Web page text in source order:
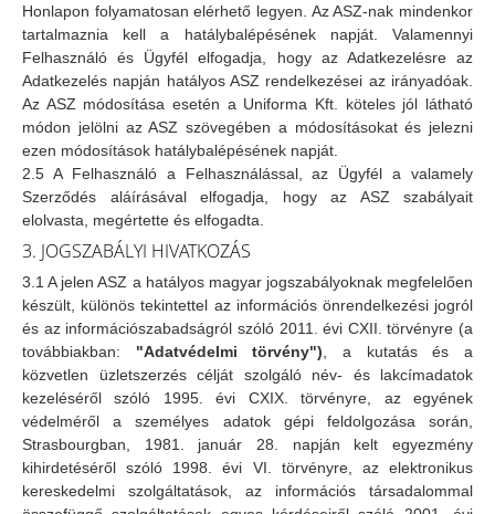
Honlapon folyamatosan elérhető legyen. Az ASZ-nak mindenkor
tartalmaznia kell a hatálybalépésének napját. Valamennyi
Felhasználó és Ügyfél elfogadja, hogy az Adatkezelésre az
Adatkezelés napján hatályos ASZ rendelkezései az irányadóak.
Az ASZ módosítása esetén a Uniforma Kft. köteles jól látható
módon jelölni az ASZ szövegében a módosításokat és jelezni
ezen módosítások hatálybalépésének napját.
2.5 A Felhasználó a Felhasználással, az Ügyfél a valamely
Szerződés aláírásával elfogadja, hogy az ASZ szabályait
elolvasta, megértette és elfogadta.
3. JOGSZABÁLYI HIVATKOZÁS
3.1 A jelen ASZ a hatályos magyar jogszabályoknak megfelelően
készült, különös tekintettel az információs önrendelkezési jogról
és az információszabadságról szóló 2011. évi CXII. törvényre (a
továbbiakban: "Adatvédelmi törvény") , a kutatás és a
közvetlen üzletszerzés célját szolgáló név- és lakcímadatok
kezeléséről szóló 1995. évi CXIX. törvényre, az egyének
védelméről a személyes adatok gépi feldolgozása során,
Strasbourgban, 1981. január 28. napján kelt egyezmény
kihirdetéséről szóló 1998. évi VI. törvényre, az elektronikus
kereskedelmi szolgáltatások, az információs társadalommal